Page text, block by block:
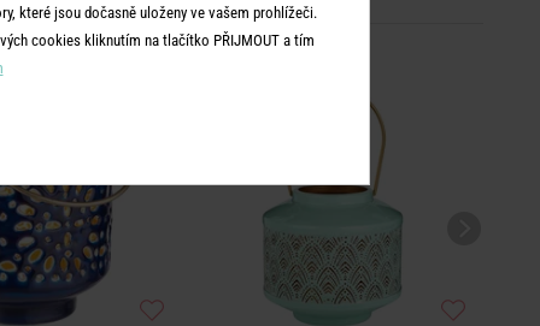
které jsou dočasně uloženy ve vašem prohlížeči.
cookies kliknutím na tlačítko PŘIJMOUT a tím